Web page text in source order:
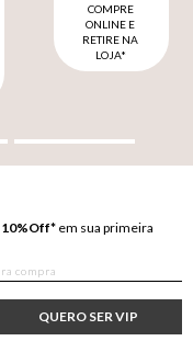
COMPRE
ONLINE E
RETIRE NA
LOJA*
10%Off* em sua primeira
QUERO SER VIP